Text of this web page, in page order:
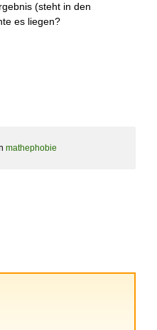
(steht in den
es liegen?
mathephobie